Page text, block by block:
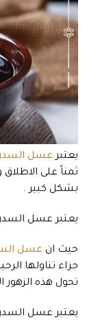
يعتبر عسل
ثمناً على
بشكل كبير .
يعتبر عسل
حيث ان عسل
جراء تناولها
تحول هذه الزهور
يعتبر عسل